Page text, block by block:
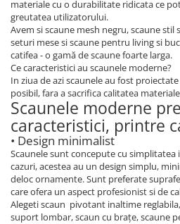
materiale cu o durabilitate ridicata ce
greutatea utilizatorului.
Avem si scaune mesh negru, scaune
seturi mese si scaune pentru living si
catifea - o gamă de scaune foarte larga.
Ce caracteristici au scaunele moderne?
In ziua de azi scaunele au fost
posibil, fara a sacrifica calitatea
Scaunele moderne
caracteristici, printre
• Design minimalist
Scaunele sunt concepute cu
cazuri, acestea au un design simplu,
deloc ornamente. Sunt preferate
care ofera un aspect profesionist si de
Alegeti scaun pivotant inaltime
suport lombar, scaun cu brațe, scaune